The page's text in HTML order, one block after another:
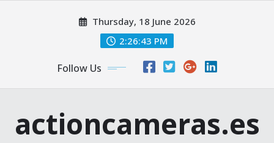
Thursday, 18 June 2026
2:26:44 PM
Follow Us
actioncameras.es